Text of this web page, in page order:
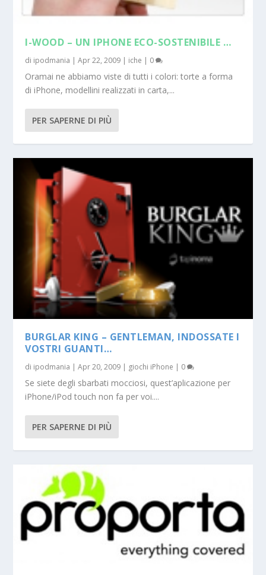
I-WOOD – UN IPHONE ECO-SOSTENIBILE …
di ipodmania |Apr 22, 2009 | iche | 0
Oramai ne abbiamo viste di tutti i colori: torte a forma
di iPhone, modellini realizzati in carta,...
PER SAPERNE DI PIÙ
BURGLAR KING – GENTLEMAN, INDOSSATE I
VOSTRI GUANTI…
di ipodmania |Apr 20, 2009 | giochi iPhone | 0
Se siete degli sbarbati mocciosi, quest’aplicazione per
iPhone/iPod touch non fa per voi....
PER SAPERNE DI PIÙ